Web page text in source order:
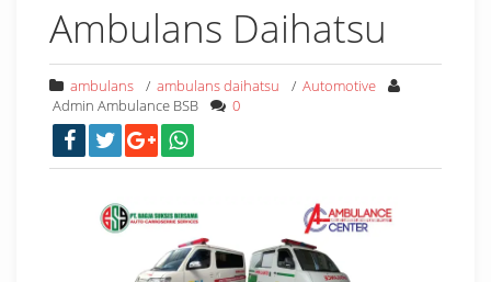
Ambulans Daihatsu
ambulans / ambulans daihatsu / Automotive
Admin Ambulance BSB
0